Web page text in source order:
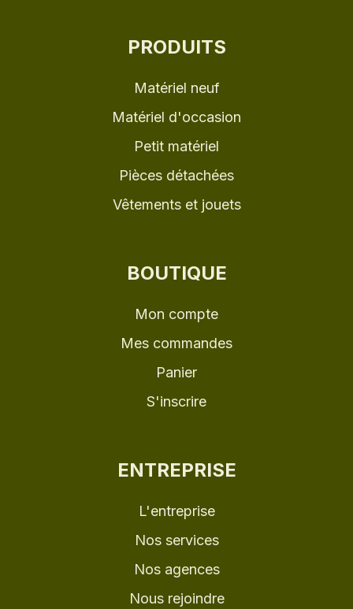
PRODUITS
Matériel neuf
Matériel d'occasion
Petit matériel
Pièces détachées
Vêtements et jouets
BOUTIQUE
Mon compte
Mes commandes
Panier
S'inscrire
ENTREPRISE
L'entreprise
Nos services
Nos agences
Nous rejoindre